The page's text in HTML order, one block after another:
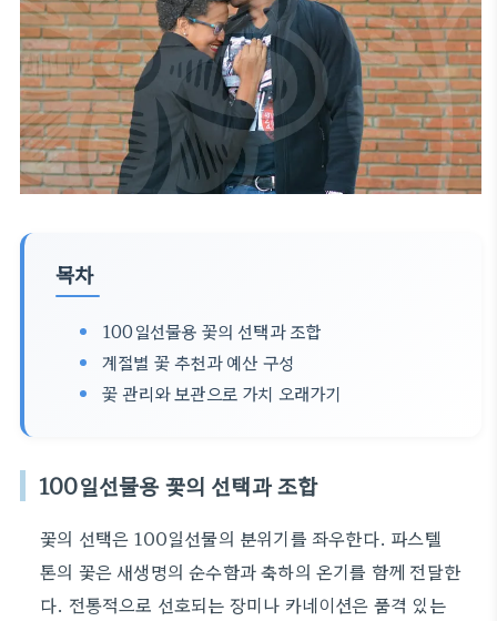
목차
100일선물용 꽃의 선택과 조합
계절별 꽃 추천과 예산 구성
꽃 관리와 보관으로 가치 오래가기
100일선물용 꽃의 선택과 조합
꽃의 선택은 100일선물의 분위기를 좌우한다. 파스텔
톤의 꽃은 새생명의 순수함과 축하의 온기를 함께 전달한
다. 전통적으로 선호되는 장미나 카네이션은 품격 있는